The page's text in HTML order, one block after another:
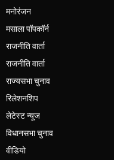
मनोरंजन
मसाला पॉपकॉर्न
राजनीति वार्ता
राजनीति वार्ता
राज्यसभा चुनाव
रिलेशनशिप
लेटेस्ट न्यूज
विधानसभा चुनाव
वीडियो